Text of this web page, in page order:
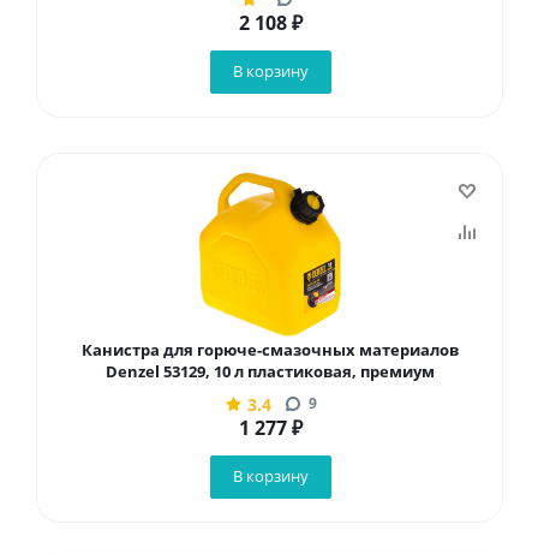
2 108₽
В корзину
Канистра для горюче-смазочных материалов
Denzel 53129, 10 л пластиковая, премиум
3.4 9
1 277₽
В корзину